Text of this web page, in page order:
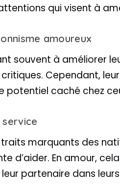
qui visent à
amoureux
souvent à améliorer
Cependant,
potentiel caché chez
service
traits marquants des
d’aider. En amour,
partenaire dans